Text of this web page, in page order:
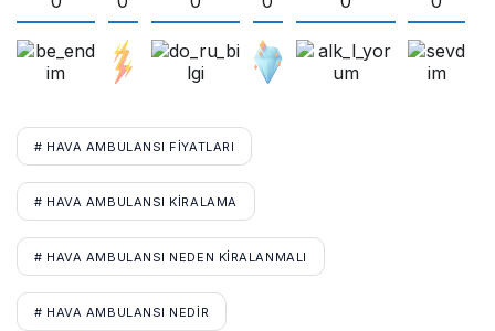
# HAVA AMBULANSI FIYATLARI
# HAVA AMBULANSI KIRALAMA
# HAVA AMBULANSI NEDEN KIRALANMALI
# HAVA AMBULANSI NEDIR